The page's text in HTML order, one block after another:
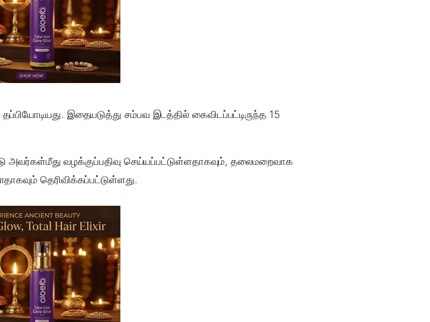
இதையடுத்து சம்பவ இடத்தில் கைவிடப்பட்டிருந்த 15
வழக்குப்பதிவு செய்யப்பட்டுள்ளதாகவும், தலைமறைவாக
தெரிவிக்கப்பட்டுள்ளது.